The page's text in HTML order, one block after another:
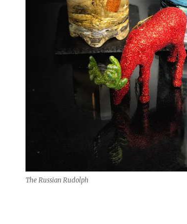
The Russian Rudolph